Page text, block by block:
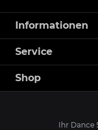
Informationen
Service
Shop
Ihr Dance